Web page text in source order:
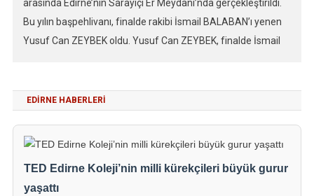
arasında Edirne’nin Sarayiçi Er Meydanı’nda gerçekleştirildi.
Bu yılın başpehlivanı, finalde rakibi İsmail BALABAN’ı yenen
Yusuf Can ZEYBEK oldu. Yusuf Can ZEYBEK, finalde İsmail
sürede yeniş çıkmaması nedeniyle altın puan denilen puan
EDIRNE HABERLERI
TED Edirne Koleji’nin milli kürekçileri büyük gurur
yaşattı